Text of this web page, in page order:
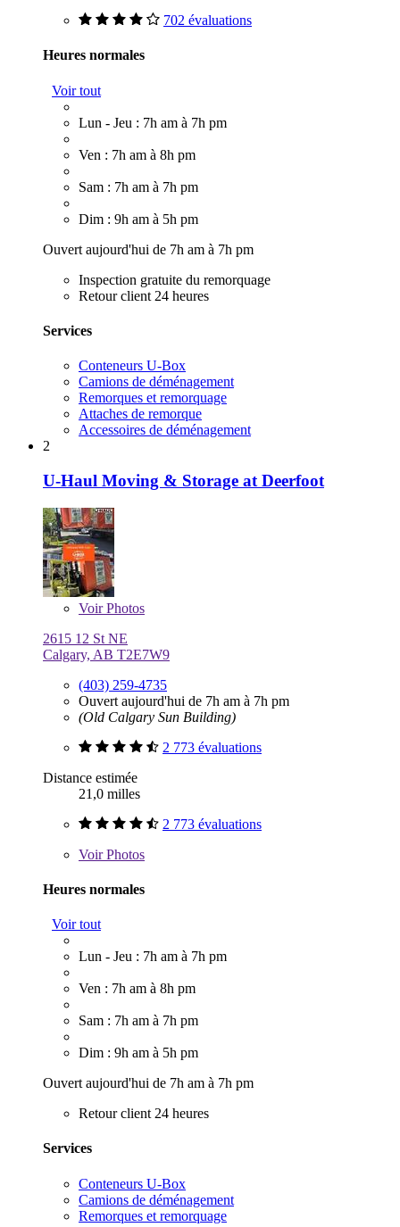
702 évaluations
Heures normales
Voir tout
Lun - Jeu : 7h am à 7h pm
Ven : 7h am à 8h pm
Sam : 7h am à 7h pm
Dim : 9h am à 5h pm
Ouvert aujourd'hui de 7h am à 7h pm
Inspection gratuite du remorquage
Retour client 24 heures
Services
Conteneurs U-Box
Camions de déménagement
Remorques et remorquage
Attaches de remorque
Accessoires de déménagement
2
U-Haul Moving & Storage at Deerfoot
VoirPhotos
2615 12 St NE
Calgary, AB T2E7W9
(403) 259-4735
Ouvert aujourd'hui de 7h am à 7h pm
(Old Calgary Sun Building)
2 773 évaluations
Distance estimée
21,0 milles
2 773 évaluations
VoirPhotos
Heures normales
Voir tout
Lun - Jeu : 7h am à 7h pm
Ven : 7h am à 8h pm
Sam : 7h am à 7h pm
Dim : 9h am à 5h pm
Ouvert aujourd'hui de 7h am à 7h pm
Retour client 24 heures
Services
Conteneurs U-Box
Camions de déménagement
Remorques et remorquage